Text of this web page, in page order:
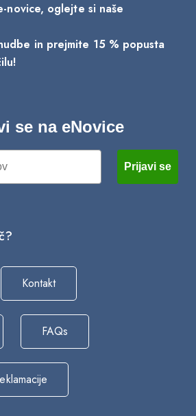
novice, oglejte si naše
in prejmite 15 % popusta
se na eNovice
Prijavi se
Kontakt
FAQs